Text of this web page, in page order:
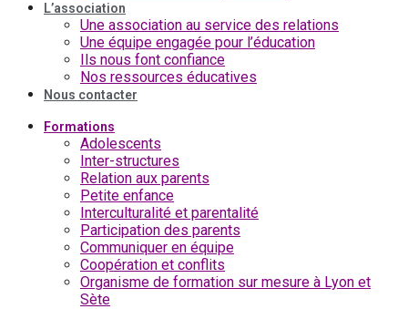
L’association
Une association au service des relations
Une équipe engagée pour l’éducation
Ils nous font confiance
Nos ressources éducatives
Nous contacter
Formations
Adolescents
Inter-structures
Relation aux parents
Petite enfance
Interculturalité et parentalité
Participation des parents
Communiquer en équipe
Coopération et conflits
Organisme de formation sur mesure à Lyon et
Sète